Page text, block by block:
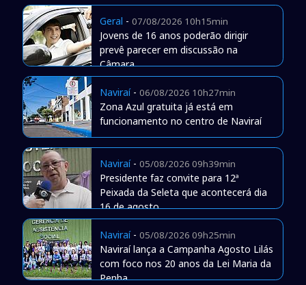
Geral - 07/08/2026 10h15min
Jovens de 16 anos poderão dirigir
prevê parecer em discussão na
Câmara
Naviraí- 06/08/2026 10h27min
Zona Azul gratuita já está em
funcionamento no centro de Naviraí
Naviraí- 05/08/2026 09h39min
Presidente faz convite para 12ª
Peixada da Seleta que acontecerá dia
16 de agosto
Naviraí- 05/08/2026 09h25min
Naviraí lança a Campanha Agosto Lilás
com foco nos 20 anos da Lei Maria da
Penha